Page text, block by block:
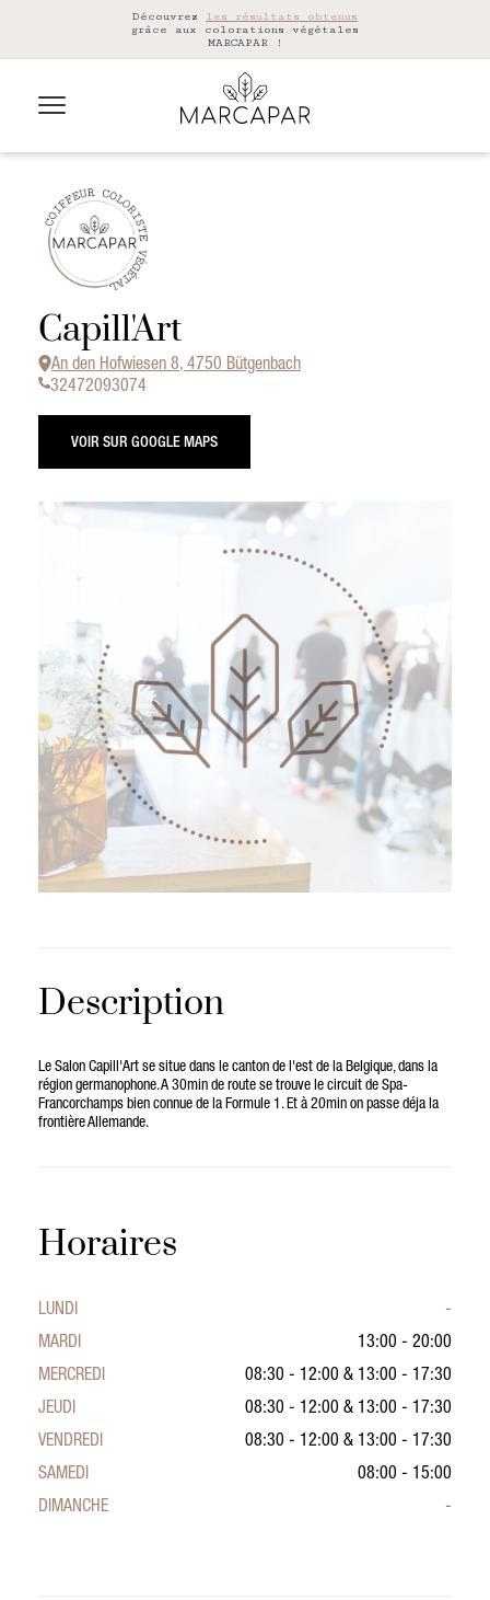
Découvrez les résultats obtenus
grâce aux colorations végétales
MARCAPAR !
Capill'Art
An den Hofwiesen 8, 4750 Bütgenbach
32472093074
VOIR SUR GOOGLE MAPS
Description
Le Salon Capill'Art se situe dans le canton de l'est de la Belgique, dans la
région germanophone. A 30min de route se trouve le circuit de Spa-
Francorchamps bien connue de la Formule 1. Et à 20min on passe déja la
frontière Allemande.
Horaires
LUNDI
-
MARDI
13:00 - 20:00
MERCREDI
08:30 - 12:00 & 13:00 - 17:30
JEUDI
08:30 - 12:00 & 13:00 - 17:30
VENDREDI
08:30 - 12:00 & 13:00 - 17:30
SAMEDI
08:00 - 15:00
DIMANCHE
-